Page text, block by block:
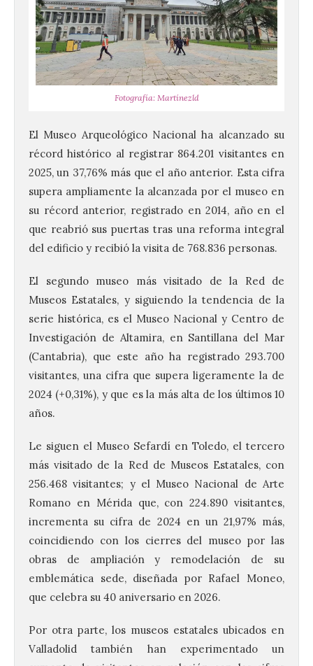
Fotografía: Martínezld
El Museo Arqueológico Nacional ha alcanzado su
récord histórico al registrar 864.201 visitantes en
2025, un 37,76% más que el año anterior. Esta cifra
supera ampliamente la alcanzada por el museo en
su récord anterior, registrado en 2014, año en el
que reabrió sus puertas tras una reforma integral
del edificio y recibió la visita de 768.836 personas.
El segundo museo más visitado de la Red de
Museos Estatales, y siguiendo la tendencia de la
serie histórica, es el Museo Nacional y Centro de
Investigación de Altamira, en Santillana del Mar
(Cantabria), que este año ha registrado 293.700
visitantes, una cifra que supera ligeramente la de
2024 (+0,31%), y que es la más alta de los últimos 10
años.
Le siguen el Museo Sefardí en Toledo, el tercero
más visitado de la Red de Museos Estatales, con
256.468 visitantes; y el Museo Nacional de Arte
Romano en Mérida que, con 224.890 visitantes,
incrementa su cifra de 2024 en un 21,97% más,
coincidiendo con los cierres del museo por las
obras de ampliación y remodelación de su
emblemática sede, diseñada por Rafael Moneo,
que celebra su 40 aniversario en 2026.
Por otra parte, los museos estatales ubicados en
Valladolid también han experimentado un